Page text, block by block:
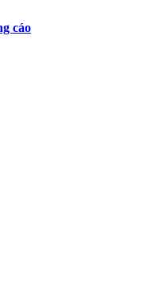
cáo